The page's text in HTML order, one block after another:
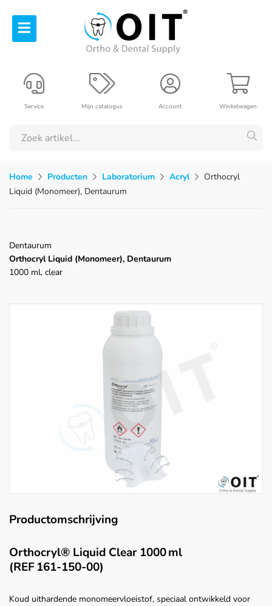
Winkelwagen
Account
Mijn catalogus
Service
Home Producten Laboratorium Acryl
Orthocryl
Liquid (Monomeer), Dentaurum
Dentaurum
Orthocryl Liquid (Monomeer), Dentaurum
1000 ml, clear
Productomschrijving
Orthocryl® Liquid Clear 1000 ml
(REF 161‑150‑00)
Koud uithardende monomeervloeistof, speciaal ontwikkeld voor